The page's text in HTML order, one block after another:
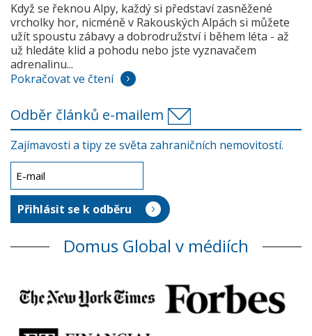
Když se řeknou Alpy, každý si představí zasněžené
vrcholky hor, nicméně v Rakouských Alpách si můžete
užít spoustu zábavy a dobrodružství i během léta - až
už hledáte klid a pohodu nebo jste vyznavačem
adrenalinu...
Pokračovat ve čtení
Odběr článků e-mailem
Zajímavosti a tipy ze světa zahraničních nemovitostí.
Domus Global v médiích